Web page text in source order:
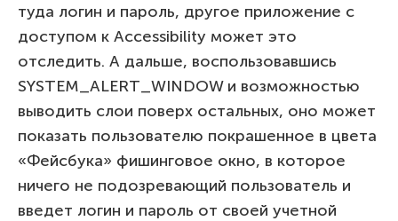
туда логин и пароль, другое приложение с
доступом к Accessibility может это
отследить. А дальше, воспользовавшись
SYSTEM_ALERT_WINDOW и возможностью
выводить слои поверх остальных, оно может
показать пользователю покрашенное в цвета
«Фейсбука» фишинговое окно, в которое
ничего не подозревающий пользователь и
введет логин и пароль от своей учетной